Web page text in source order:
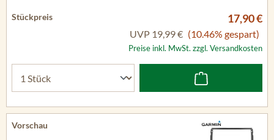
17,90 €
UVP 19,99 € (10.46% gespart)
Preise inkl. MwSt. zzgl. Versandkosten